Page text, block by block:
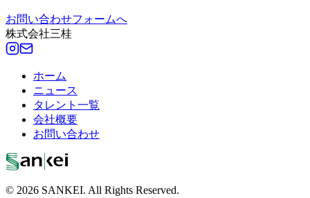
お問い合わせフォームへ
株式会社三桂
ホーム
ニュース
タレント一覧
会社概要
お問い合わせ
© 2026 SANKEI. All Rights Reserved.